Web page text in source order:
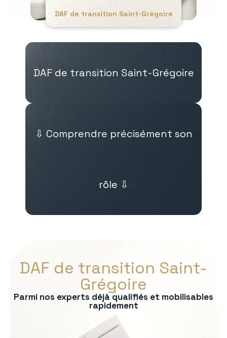
DAF de transition Saint-Grégoire
DAF de transition Saint-Grégoire
⇩ Comprendre précisément son
rôle ⇩
DAF de transition Saint-
Grégoire
Parmi nos experts déjà qualifiés et mobilisables
rapidement